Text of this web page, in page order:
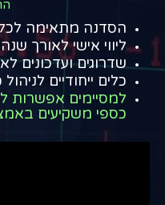
הסדנה מתאימה
ליווי אישי לאורך שנה
שדרוגים ועדכונים
כלים ייחודיים
למסיימים אפשרות
כספי משקיעים